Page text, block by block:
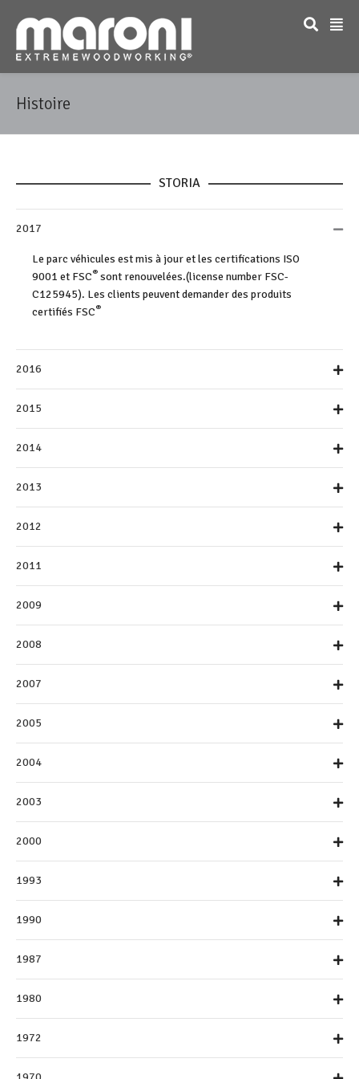
Histoire
STORIA
2017
Le parc véhicules est mis à jour et les certifications ISO
9001 et FSC® sont renouvelées.(license number FSC-
C125945). Les clients peuvent demander des produits
certifiés FSC®
2016
2015
2014
2013
2012
2011
2009
2008
2007
2005
2004
2003
2000
1993
1990
1987
1980
1972